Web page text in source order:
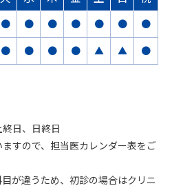
● ● ● ● ● ● ●
● ● ● ● ▲ ▲ ●
日、日終日
すので、担当医カレンダー表をご
が違うため、初診の場合はクリニ